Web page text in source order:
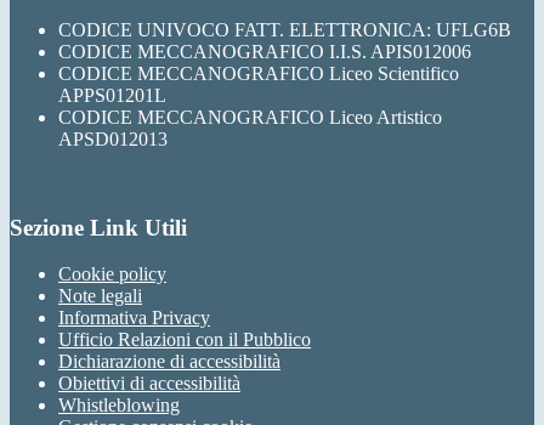
CODICE UNIVOCO FATT. ELETTRONICA: UFLG6B
CODICE MECCANOGRAFICO I.I.S. APIS012006
CODICE MECCANOGRAFICO Liceo Scientifico
APPS01201L
CODICE MECCANOGRAFICO Liceo Artistico
APSD012013
Sezione Link Utili
Cookie policy
Note legali
Informativa Privacy
Ufficio Relazioni con il Pubblico
Dichiarazione di accessibilità
Obiettivi di accessibilità
Whistleblowing